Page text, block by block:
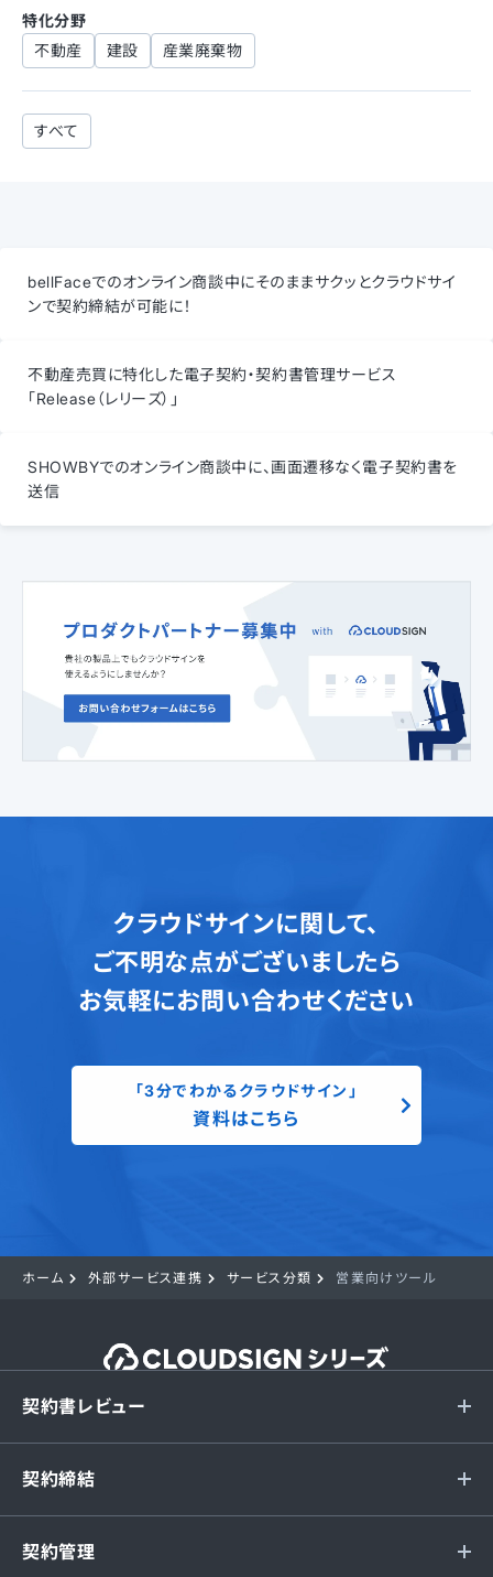
特化分野
不動産
建設 産業廃棄物
すべて
bellFaceでのオンライン商談中にそのままサクッとクラウドサイ
ンで契約締結が可能に！
不動産売買に特化した電子契約・契約書管理サービス
「Release（レリーズ）」
SHOWBYでのオンライン商談中に、画面遷移なく電子契約書を
送信
クラウドサインに関して、
ご不明な点がございましたら
お気軽にお問い合わせください
「3分でわかるクラウドサイン」
資料はこちら
ホーム 外部サービス連携 サービス分類 営業向けツール
契約書レビュー
契約締結
契約管理